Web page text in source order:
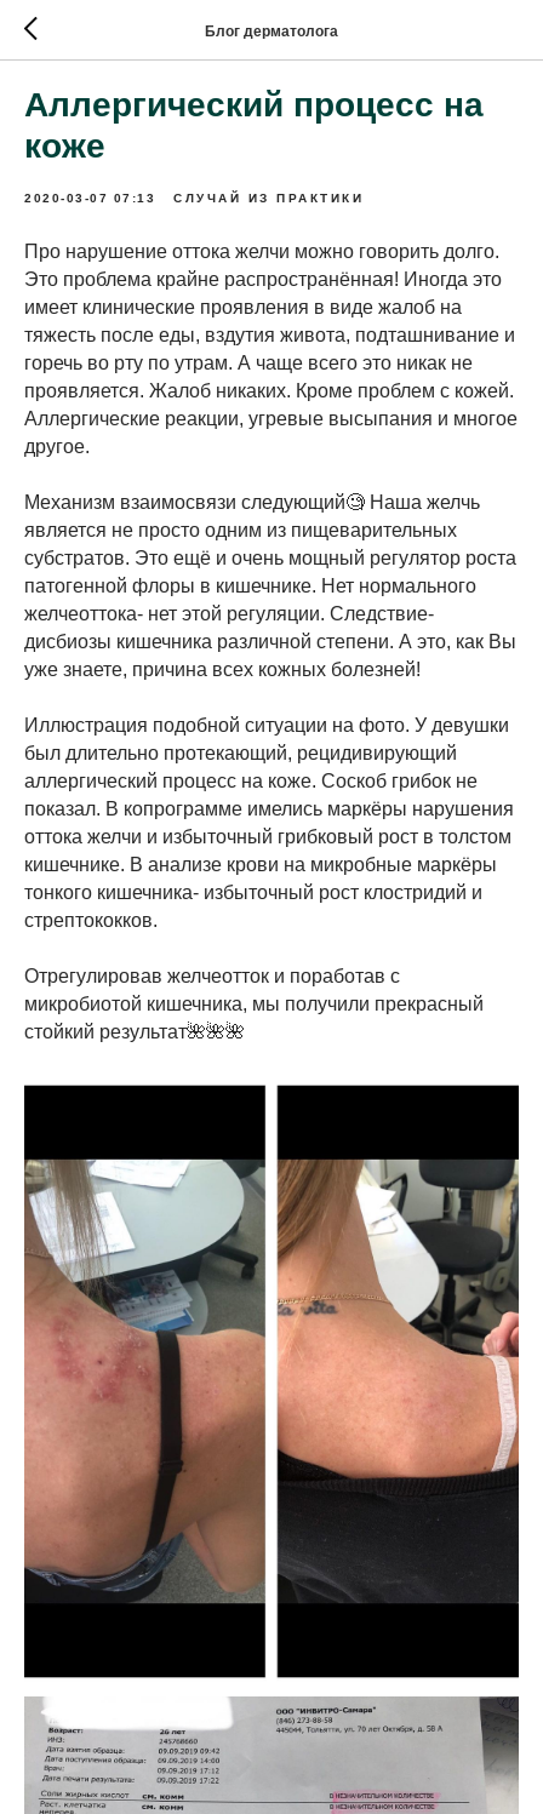
Блог дерматолога
Аллергический процесс на
коже
2020-03-07 07:13 СЛУЧАЙ ИЗ ПРАКТИКИ
Про нарушение оттока желчи можно говорить долго.
Это проблема крайне распространённая! Иногда это
имеет клинические проявления в виде жалоб на
тяжесть после еды, вздутия живота, подташнивание и
горечь во рту по утрам. А чаще всего это никак не
проявляется. Жалоб никаких. Кроме проблем с кожей.
Аллергические реакции, угревые высыпания и многое
другое.
Механизм взаимосвязи следующий🧐 Наша желчь
является не просто одним из пищеварительных
субстратов. Это ещё и очень мощный регулятор роста
патогенной флоры в кишечнике. Нет нормального
желчеоттока- нет этой регуляции. Следствие-
дисбиозы кишечника различной степени. А это, как Вы
уже знаете, причина всех кожных болезней!
Иллюстрация подобной ситуации на фото. У девушки
был длительно протекающий, рецидивирующий
аллергический процесс на коже. Соскоб грибок не
показал. В копрограмме имелись маркёры нарушения
оттока желчи и избыточный грибковый рост в толстом
кишечнике. В анализе крови на микробные маркёры
тонкого кишечника- избыточный рост клостридий и
стрептококков.
Отрегулировав желчеотток и поработав с
микробиотой кишечника, мы получили прекрасный
стойкий результат🌺🌺🌺